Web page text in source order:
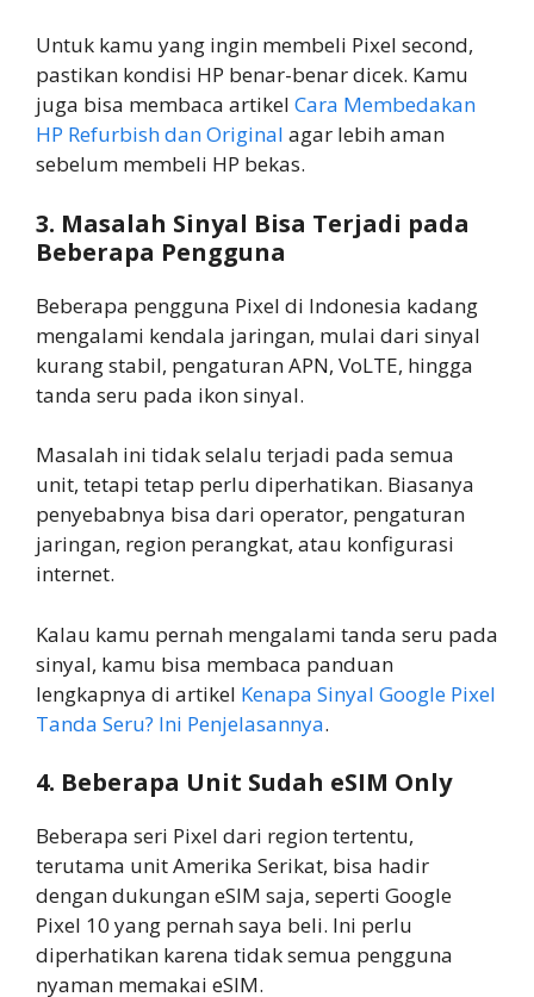
Untuk kamu yang ingin membeli Pixel second,
pastikan kondisi HP benar-benar dicek. Kamu
juga bisa membaca artikel Cara Membedakan
HP Refurbish dan Original agar lebih aman
sebelum membeli HP bekas.
3. Masalah Sinyal Bisa Terjadi pada
Beberapa Pengguna
Beberapa pengguna Pixel di Indonesia kadang
mengalami kendala jaringan, mulai dari sinyal
kurang stabil, pengaturan APN, VoLTE, hingga
tanda seru pada ikon sinyal.
Masalah ini tidak selalu terjadi pada semua
unit, tetapi tetap perlu diperhatikan. Biasanya
penyebabnya bisa dari operator, pengaturan
jaringan, region perangkat, atau konfigurasi
internet.
Kalau kamu pernah mengalami tanda seru pada
sinyal, kamu bisa membaca panduan
lengkapnya di artikel Kenapa Sinyal Google Pixel
Tanda Seru? Ini Penjelasannya.
4. Beberapa Unit Sudah eSIM Only
Beberapa seri Pixel dari region tertentu,
terutama unit Amerika Serikat, bisa hadir
dengan dukungan eSIM saja, seperti Google
Pixel 10 yang pernah saya beli. Ini perlu
diperhatikan karena tidak semua pengguna
nyaman memakai eSIM.